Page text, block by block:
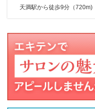
天満駅から徒歩9分（720m)